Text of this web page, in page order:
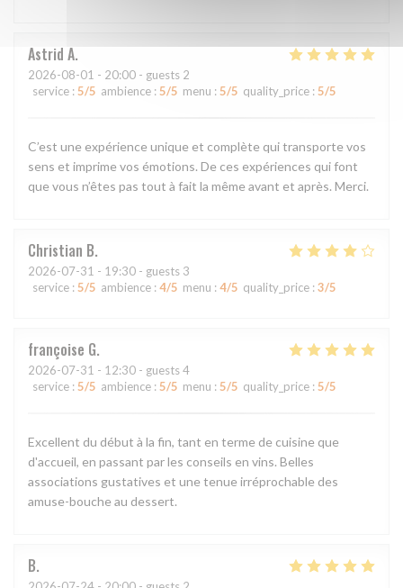
Astrid A
2026-08-01 - 20:00 - guests 2
service : 5/5 ambience : 5/5 menu : 5/5 quality_price : 5/5
C’est une expérience unique et complète qui transporte vos
sens et imprime vos émotions. De ces expériences qui font
que vous n’êtes pas tout à fait la même avant et après. Merci.
Christian B
2026-07-31 - 19:30 - guests 3
service : 5/5 ambience : 4/5 menu : 4/5 quality_price : 3/5
françoise G
2026-07-31 - 12:30 - guests 4
service : 5/5 ambience : 5/5 menu : 5/5 quality_price : 5/5
Excellent du début à la fin, tant en terme de cuisine que
d'accueil, en passant par les conseils en vins. Belles
associations gustatives et une tenue irréprochable des
amuse-bouche au dessert.
B